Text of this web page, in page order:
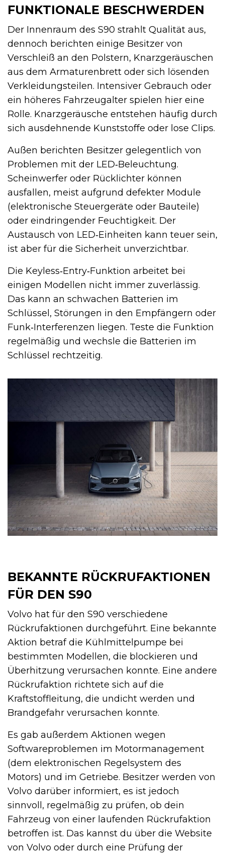
FUNKTIONALE BESCHWERDEN
Der Innenraum des S90 strahlt Qualität aus,
dennoch berichten einige Besitzer von
Verschleiß an den Polstern, Knarzgeräuschen
aus dem Armaturenbrett oder sich lösenden
Verkleidungsteilen. Intensiver Gebrauch oder
ein höheres Fahrzeugalter spielen hier eine
Rolle. Knarzgeräusche entstehen häufig durch
sich ausdehnende Kunststoffe oder lose Clips.
Außen berichten Besitzer gelegentlich von
Problemen mit der LED‑Beleuchtung.
Scheinwerfer oder Rücklichter können
ausfallen, meist aufgrund defekter Module
(elektronische Steuergeräte oder Bauteile)
oder eindringender Feuchtigkeit. Der
Austausch von LED‑Einheiten kann teuer sein,
ist aber für die Sicherheit unverzichtbar.
Die Keyless‑Entry‑Funktion arbeitet bei
einigen Modellen nicht immer zuverlässig.
Das kann an schwachen Batterien im
Schlüssel, Störungen in den Empfängern oder
Funk‑Interferenzen liegen. Teste die Funktion
regelmäßig und wechsle die Batterien im
Schlüssel rechtzeitig.
BEKANNTE RÜCKRUFAKTIONEN
FÜR DEN S90
Volvo hat für den S90 verschiedene
Rückrufaktionen durchgeführt. Eine bekannte
Aktion betraf die Kühlmittelpumpe bei
bestimmten Modellen, die blockieren und
Überhitzung verursachen konnte. Eine andere
Rückrufaktion richtete sich auf die
Kraftstoffleitung, die undicht werden und
Brandgefahr verursachen konnte.
Es gab außerdem Aktionen wegen
Softwareproblemen im Motormanagement
(dem elektronischen Regelsystem des
Motors) und im Getriebe. Besitzer werden von
Volvo darüber informiert, es ist jedoch
sinnvoll, regelmäßig zu prüfen, ob dein
Fahrzeug von einer laufenden Rückrufaktion
betroffen ist. Das kannst du über die Website
von Volvo oder durch eine Prüfung der